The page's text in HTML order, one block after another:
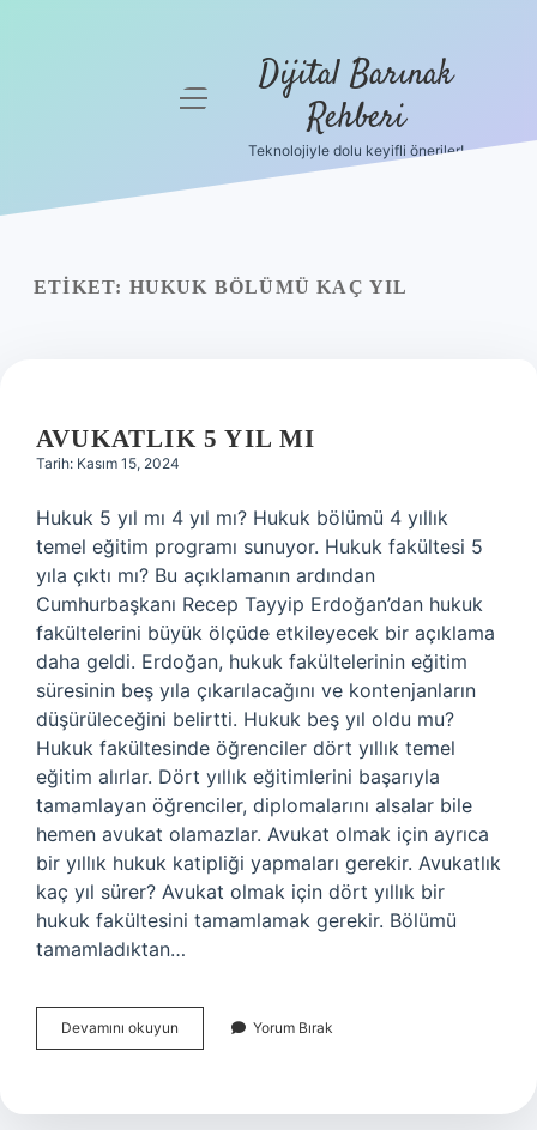
menüyü
Dijital Barınak
Rehberi
Teknolojiyle dolu keyifli öneriler!
ETIKET: HUKUK BÖLÜMÜ KAÇ YIL
AVUKATLIK 5 YIL MI
Tarih: Kasım 15, 2024
Hukuk 5 yıl mı 4 yıl mı? Hukuk bölümü 4 yıllık
temel eğitim programı sunuyor. Hukuk fakültesi 5
yıla çıktı mı? Bu açıklamanın ardından
Cumhurbaşkanı Recep Tayyip Erdoğan’dan hukuk
fakültelerini büyük ölçüde etkileyecek bir açıklama
daha geldi. Erdoğan, hukuk fakültelerinin eğitim
süresinin beş yıla çıkarılacağını ve kontenjanların
düşürüleceğini belirtti. Hukuk beş yıl oldu mu?
Hukuk fakültesinde öğrenciler dört yıllık temel
eğitim alırlar. Dört yıllık eğitimlerini başarıyla
tamamlayan öğrenciler, diplomalarını alsalar bile
hemen avukat olamazlar. Avukat olmak için ayrıca
bir yıllık hukuk katipliği yapmaları gerekir. Avukatlık
kaç yıl sürer? Avukat olmak için dört yıllık bir
hukuk fakültesini tamamlamak gerekir. Bölümü
tamamladıktan…
Devamını okuyun Avukatlık
5
Yorum Bırak